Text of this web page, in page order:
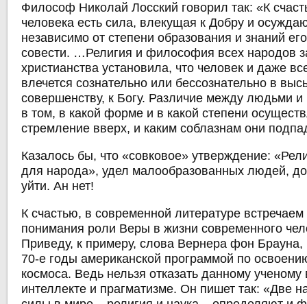
Философ Николай Лосский говорил так: «К
человека есть сила, влекущая к Добру и
независимо от степени образования и знаний
совести. …Религия и философия всех народов
христианства установила, что человек и даже
влечется сознательно или бессознательно в
совершенству, к Богу. Различие между людьми и
в том, в какой форме и в какой степени
стремление вверх, и каким соблазнам они
Казалось бы, что «совковое» утверждение:
для народа», удел малообразованных людей,
уйти. Ан нет!
К счастью, в современной литературе встречаем
понимания роли Веры в жизни современного
Приведу, к примеру, слова Вернера фон Брауна,
70-е годы американской программой по
космоса. Ведь нельзя отказать данному ученому
интеллекте и прагматизме. Он пишет так: «Две